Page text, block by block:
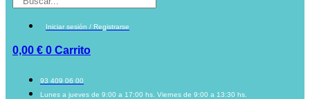
Iniciar sesión / Registrarse
0,00 € 0 Carrito
93 409 06 00
Lunes a jueves de 9:00 a 17:00 hs. Viernes de 9:00 a 13:30 hs.